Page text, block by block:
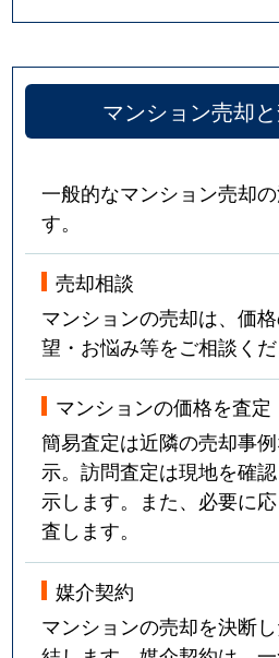
マンション売却
一般的なマンション売却
す。
売却相談
マンションの売却は、価
望・お悩み等をご相談くだ
マンションの価格を査定
簡易査定は近隣の売却事
示。訪問査定は現地を確
示します。また、必要に
査します。
媒介契約
マンションの売却を決断